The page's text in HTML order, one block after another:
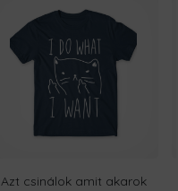
Azt csinálok amit akarok